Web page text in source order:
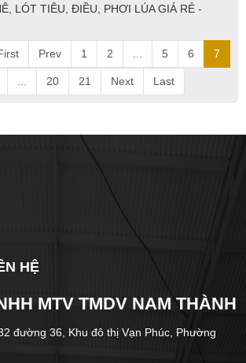
LÓT TIÊU, ĐIỀU, PHƠI LÚA GIÁ RẺ -
Prev 1 2 5 6 7
20 21 Next Last
HỆ
MTV TMDV NAM THÀNH
đường 36, Khu đô thị Vạn Phúc, Phường